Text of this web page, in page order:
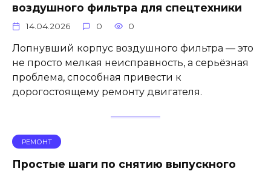
воздушного фильтра для спецтехники
14.04.2026 0 0
Лопнувший корпус воздушного фильтра — это
не просто мелкая неисправность, а серьёзная
проблема, способная привести к
дорогостоящему ремонту двигателя.
РЕМОНТ
Простые шаги по снятию выпускного